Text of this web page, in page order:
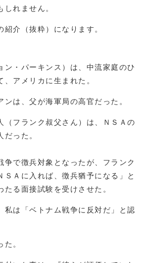
れません。
紹介（抜粋）になります。
ン・パーキンス）は、中流家庭のひ
、アメリカに生まれた。
ンは、父が海軍局の高官だった。
（フランク叔父さん）は、ＮＳＡの
った。
争で徴兵対象となったが、フランク
ＳＡに入れば、徴兵猶予になる」と
る面接試験を受けさせた。
私は「ベトナム戦争に反対だ」と認
。